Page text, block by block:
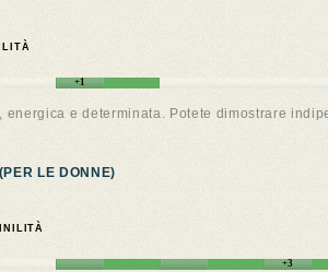
+1
e determinata. Potete dimostrare
LE DONNE)
+3